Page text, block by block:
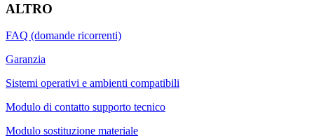
ALTRO
FAQ (domande ricorrenti)
Garanzia
Sistemi operativi e ambienti compatibili
Modulo di contatto supporto tecnico
Modulo sostituzione materiale